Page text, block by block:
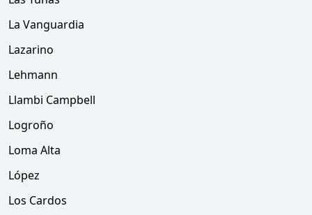
La Vanguardia
Lazarino
Lehmann
Llambi Campbell
Logroño
Loma Alta
López
Los Cardos